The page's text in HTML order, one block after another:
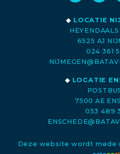
◆ LOCATIE
6525 AJ
024 361
◆ LOCATIE
7500 AE
053 489
Deze website wordt mede